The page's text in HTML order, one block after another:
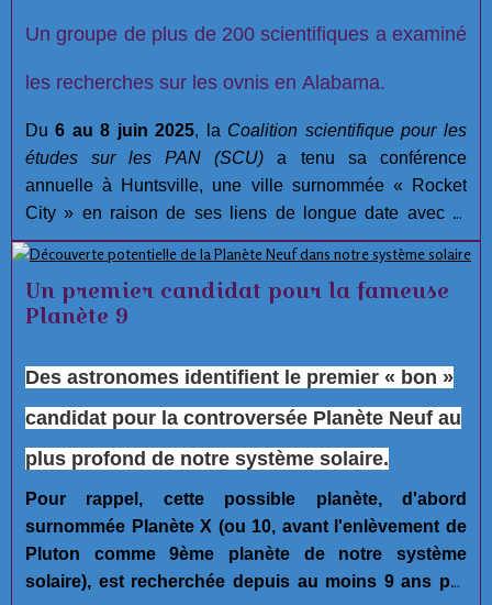
Un groupe de plus de 200 scientifiques a examiné
les recherches sur les ovnis en Alabama.
Du 6 au 8 juin 2025, la Coalition scientifique pour les
études sur les PAN (SCU) a tenu sa conférence
annuelle à Huntsville, une ville surnommée « Rocket
City » en raison de ses liens de longue date avec la
recherche aérospatiale.
Un premier candidat pour la fameuse
Planète 9
Des astronomes identifient le premier « bon »
candidat pour la controversée Planète Neuf au
plus profond de notre système solaire.
Pour rappel, cette possible planète, d'abord
surnommée Planète X (ou 10, avant l'enlèvement de
Pluton comme 9ème planète de notre système
solaire), est recherchée depuis au moins 9 ans par